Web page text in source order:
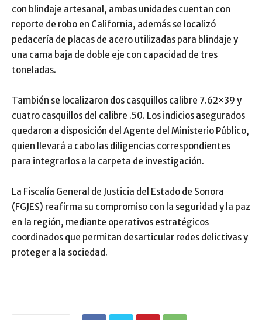
con blindaje artesanal, ambas unidades cuentan con
reporte de robo en California, además se localizó
pedacería de placas de acero utilizadas para blindaje y
una cama baja de doble eje con capacidad de tres
toneladas.
También se localizaron dos casquillos calibre 7.62×39 y
cuatro casquillos del calibre .50. Los indicios asegurados
quedaron a disposición del Agente del Ministerio Público,
quien llevará a cabo las diligencias correspondientes
para integrarlos a la carpeta de investigación.
La Fiscalía General de Justicia del Estado de Sonora
(FGJES) reafirma su compromiso con la seguridad y la paz
en la región, mediante operativos estratégicos
coordinados que permitan desarticular redes delictivas y
proteger a la sociedad.